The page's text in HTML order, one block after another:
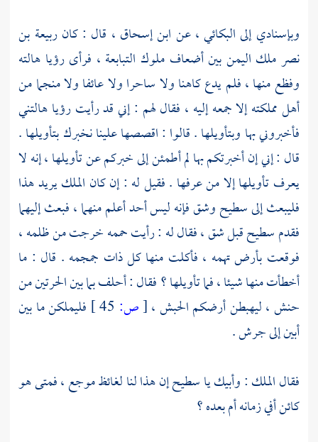
وبإسنادي إلىالبكائي ،عن ابن إسحاق ، قال : كانربيعة بن
نصرملك اليمنبين أضعاف ملوك التبابعة ، فرأى رؤيا هالته
وفظع منها ، فلم يدع كاهنا ولا ساحرا ولا عائفا ولا منجما من
أهل مملكته إلا جمعه إليه ، فقال لهم : إني قد رأيت رؤيا هالتني
فأخبروني بها وبتأويلها . قالوا : اقصصها علينا نخبرك بتأويلها .
قال : إني إن أخبرتكم بها لم أطمئن إلى خبركم عن تأويلها ، إنه لا
يعرف تأويلها إلا من عرفها . فقيل له : إن كان الملك يريد هذا
فليبعث إلىسطيحوشقفإنه ليس أحد أعلم منهما ، فبعث إليهما
فقدمسطيحقبلشق، فقال له : رأيت حممه خرجت من ظلمه ،
فوقعت بأرض تهمه ، فأكلت منها كل ذات جمجمه . قال : ما
أخطأت منها شيئا ، فما تأويلها ؟ فقال : أحلف بما بين الحرتين من
حنش ، ليهبطن أرضكمالحبش ،[ص:
فليملكن ما بين
أبينإلىجرش.
فقال الملك : وأبيك ياسطيحإن هذا لنا لغائظ موجع ، فمتى هو
كائن أفي زمانه أم بعده ؟